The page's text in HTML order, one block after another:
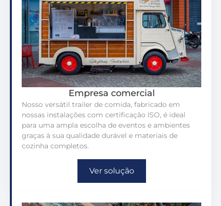
Empresa comercial
Nosso versátil trailer de comida, fabricado em
nossas instalações com certificação ISO, é ideal
para uma ampla escolha de eventos e ambientes
graças à sua qualidade durável e materiais de
cozinha completos.
Ver solução